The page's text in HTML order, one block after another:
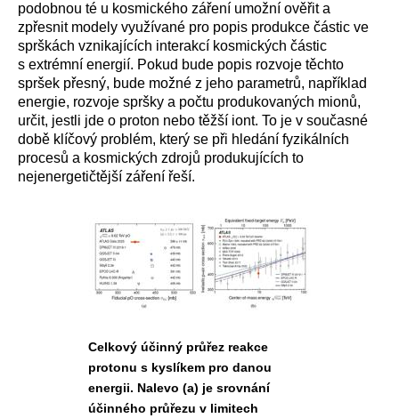
podobnou té u kosmického záření umožní ověřit a
zpřesnit modely využívané pro popis produkce částic ve
sprškách vznikajících interakcí kosmických částic
s extrémní energií. Pokud bude popis rozvoje těchto
spršek přesný, bude možné z jeho parametrů, například
energie, rozvoje spršky a počtu produkovaných mionů,
určit, jestli jde o proton nebo těžší iont. To je v současné
době klíčový problém, který se při hledání fyzikálních
procesů a kosmických zdrojů produkujících to
nejenergetičtější záření řeší.
Celkový účinný průřez reakce
protonu s kyslíkem pro danou
energii. Nalevo (a) je srovnání
účinného průřezu v limitech